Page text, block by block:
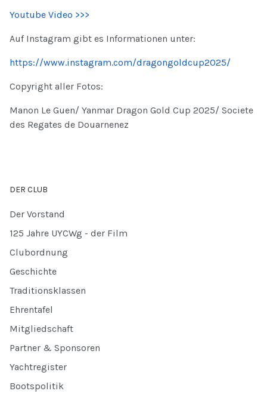
Youtube Video >>>
Auf Instagram gibt es Informationen unter:
https://www.instagram.com/dragongoldcup2025/
Copyright aller Fotos:
Manon Le Guen/ Yanmar Dragon Gold Cup 2025/ Societe
des Regates de Douarnenez
DER CLUB
Der Vorstand
125 Jahre UYCWg - der Film
Clubordnung
Geschichte
Traditionsklassen
Ehrentafel
Mitgliedschaft
Partner & Sponsoren
Yachtregister
Bootspolitik